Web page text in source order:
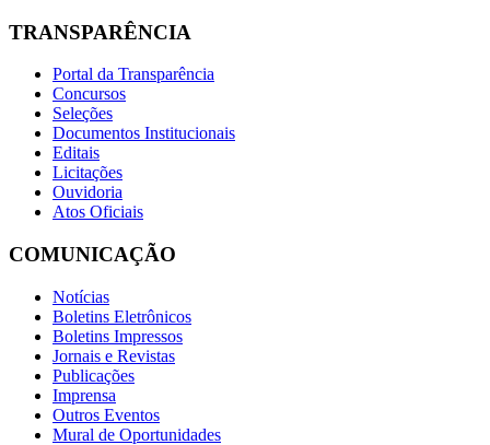
TRANSPARÊNCIA
Portal da Transparência
Concursos
Seleções
Documentos Institucionais
Editais
Licitações
Ouvidoria
Atos Oficiais
COMUNICAÇÃO
Notícias
Boletins Eletrônicos
Boletins Impressos
Jornais e Revistas
Publicações
Imprensa
Outros Eventos
Mural de Oportunidades